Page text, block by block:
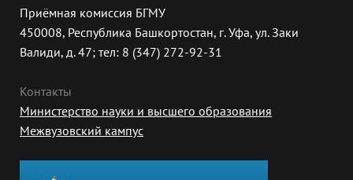
Приёмная комиссия БГМУ
450008, Республика Башкортостан, г. Уфа, ул. Заки
Валиди, д. 47; тел: 8 (347) 272-92-31
Контакты
Министерство науки и высшего образования
Межвузовский кампус